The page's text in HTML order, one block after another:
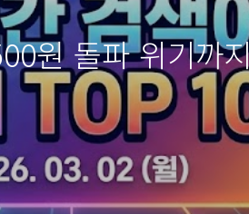
원 돌파 위기까